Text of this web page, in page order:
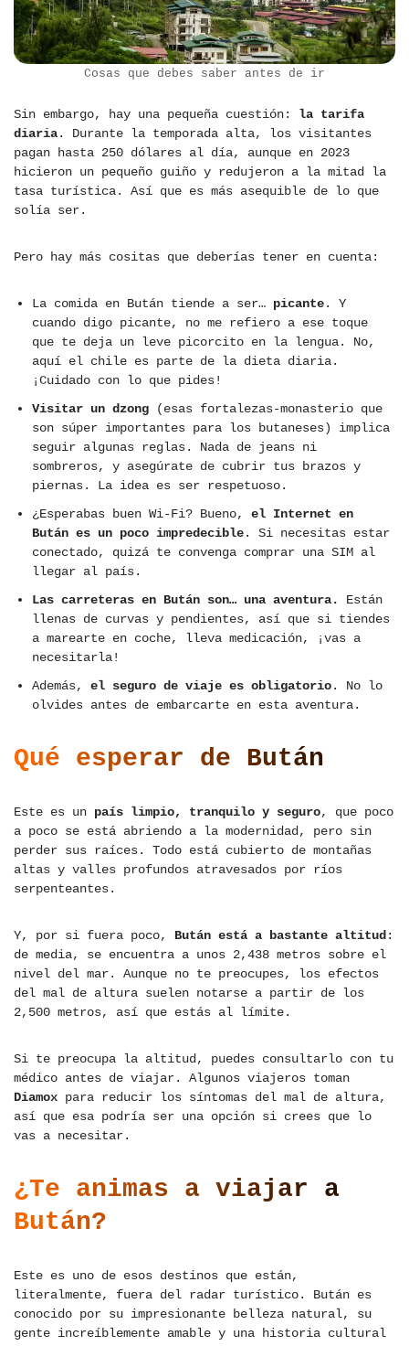
Cosas que debes saber antes de ir
Sin embargo, hay una pequeña cuestión: la tarifa
diaria. Durante la temporada alta, los visitantes
pagan hasta 250 dólares al día, aunque en 2023
hicieron un pequeño guiño y redujeron a la mitad la
tasa turística. Así que es más asequible de lo que
solía ser.
Pero hay más cositas que deberías tener en cuenta:
La comida en Bután tiende a ser… picante. Y
cuando digo picante, no me refiero a ese toque
que te deja un leve picorcito en la lengua. No,
aquí el chile es parte de la dieta diaria.
¡Cuidado con lo que pides!
Visitar un dzong (esas fortalezas-monasterio que
son súper importantes para los butaneses) implica
seguir algunas reglas. Nada de jeans ni
sombreros, y asegúrate de cubrir tus brazos y
piernas. La idea es ser respetuoso.
¿Esperabas buen Wi-Fi? Bueno, el Internet en
Bután es un poco impredecible. Si necesitas estar
conectado, quizá te convenga comprar una SIM al
llegar al país.
Las carreteras en Bután son… una aventura.
Están
llenas de curvas y pendientes, así que si tiendes
a marearte en coche, lleva medicación, ¡vas a
necesitarla!
Además, el seguro de viaje es obligatorio. No lo
olvides antes de embarcarte en esta aventura.
Qué esperar de Bután
Este es un país limpio, tranquilo y seguro, que poco
a poco se está abriendo a la modernidad, pero sin
perder sus raíces. Todo está cubierto de montañas
altas y valles profundos atravesados por ríos
serpenteantes.
Y, por si fuera poco, Bután está a bastante altitud:
de media, se encuentra a unos 2,438 metros sobre el
nivel del mar. Aunque no te preocupes, los efectos
del mal de altura suelen notarse a partir de los
2,500 metros, así que estás al límite.
Si te preocupa la altitud, puedes consultarlo con tu
médico antes de viajar. Algunos viajeros toman
Diamox para reducir los síntomas del mal de altura,
así que esa podría ser una opción si crees que lo
vas a necesitar.
¿Te animas a viajar a
Bután?
Este es uno de esos destinos que están,
literalmente, fuera del radar turístico. Bután es
conocido por su impresionante belleza natural, su
gente increíblemente amable y una historia cultural